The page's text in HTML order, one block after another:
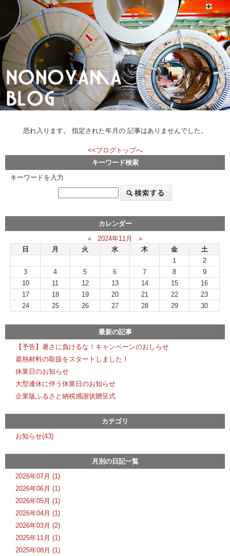
恐れ入ります。 指定された年月の 記事はありませんでした。
<<ブログトップへ
キーワード検索
キーワードを入力
カレンダー
«
2024年11月
»
日
月 火 水 木 金
土
1
2
3
4 5 6 7 8
9
10
11 12 13 14 15
16
17
18 19 20 21 22
23
24
25 26 27 28 29 30
最新の記事
【予告】暑さに負けるな！キャンペーンのおしらせ
遮熱材料の取扱をスタートしました！
休業日のお知らせ
大型連休に伴う休業日のお知らせ
企業版ふるさと納税感謝状贈呈式
カテゴリ
お知らせ(43)
月別の日記一覧
2026年07月 (1)
2026年06月 (1)
2026年05月 (1)
2026年04月 (1)
2026年03月 (2)
2025年11月 (1)
2025年08月 (1)